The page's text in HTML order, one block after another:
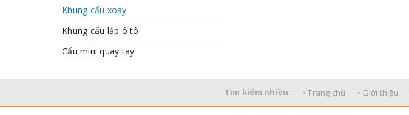
Khung cẩu xoay
Khung cẩu lắp ô tô
Cẩu mini quay tay
Tìm kiếm nhiều: • Trang chủ • Giới thiệu